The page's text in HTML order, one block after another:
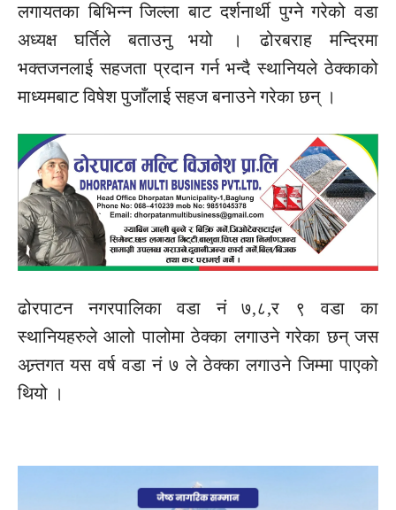
लगायतका बिभिन्न जिल्ला बाट दर्शनार्थी पुग्ने गरेको वडा
अध्यक्ष घर्तिले बताउनु भयो । ढोरबराह मन्दिरमा
भक्तजनलाई सहजता प्रदान गर्न भन्दै स्थानियले ठेक्काको
माध्यमबाट विषेश पुजाँलाई सहज बनाउने गरेका छन् ।
ढोरपाटन नगरपालिका वडा नं ७,८,र ९ वडा का
स्थानियहरुले आलो पालोमा ठेक्का लगाउने गरेका छन् जस
अन्र्तगत यस वर्ष वडा नं ७ ले ठेक्का लगाउने जिम्मा पाएको
थियो ।